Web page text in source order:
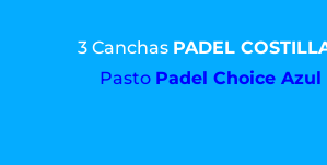
3 Canchas PADEL
Pasto Padel Choice